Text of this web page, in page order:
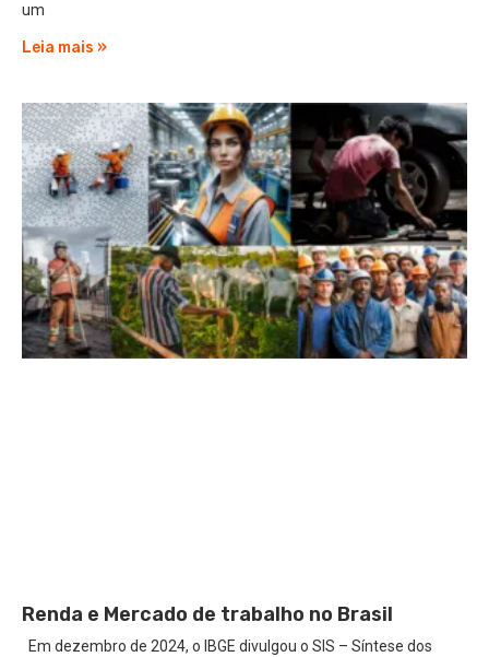
um
Leia mais »
Renda e Mercado de trabalho no Brasil
Em dezembro de 2024, o IBGE divulgou o SIS – Síntese dos